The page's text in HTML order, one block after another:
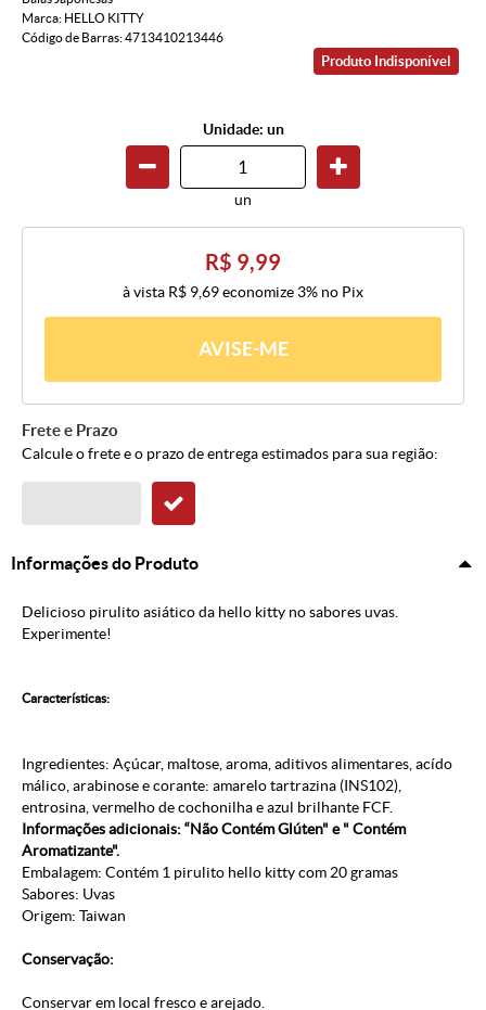
Marca: HELLO KITTY
Código de Barras:4713410213446
Produto Indisponível
Unidade: un
un
R$ 9,99
à vista R$ 9,69economize 3% no Pix
AVISE-ME
Frete e Prazo
Calcule o frete e o prazo de entrega estimados para sua região:
Informações do Produto
Delicioso pirulito asiático da hello kitty no sabores uvas.
Experimente!
Características:
Ingredientes: Açúcar, maltose, aroma, aditivos alimentares, acído
málico, arabinose e corante: amarelo tartrazina (INS102),
entrosina, vermelho de cochonilha e azul brilhante FCF.
Informações adicionais: “Não Contém Glúten" e " Contém
Aromatizante".
Embalagem: Contém 1 pirulito hello kitty com 20 gramas
Sabores: Uvas
Origem: Taiwan
Conservação:
Conservar em local fresco e arejado.